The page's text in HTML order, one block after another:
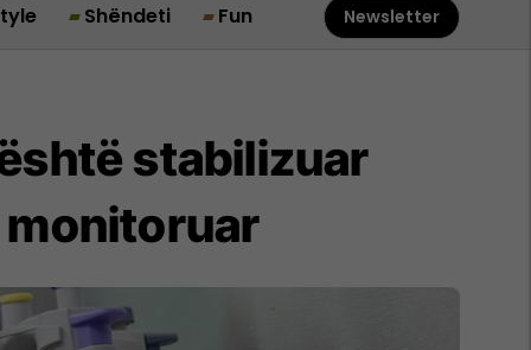
Shëndeti Fun Newsletter
stabilizuar